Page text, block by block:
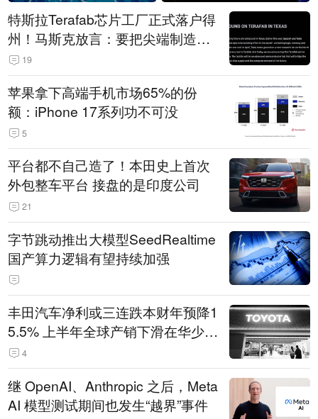
特斯拉Terafab芯片工厂正式落户得
州！马斯克放言：要把尖端制造带
回美国
19
苹果拿下高端手机市场65%的份
额：iPhone 17系列功不可没
5
平台都不自己造了！本田史上首次
外包整车平台 接盘的是印度公司
21
字节跳动推出大模型SeedRealtime
国产算力逻辑有望持续加强
丰田汽车净利或三连跌本财年预降1
5.5% 上半年全球产销下滑在华少卖
14.3万辆
4
继 OpenAI、Anthropic 之后，Meta
AI 模型测试期间也发生“越界”事件